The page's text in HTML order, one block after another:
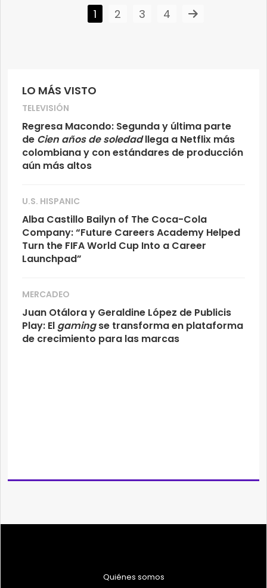
LO MÁS VISTO
TELEVISIÓN
Regresa Macondo: Segunda y última parte
de Cien años de soledadllega a Netflix más
colombiana y con estándares de producción
aún más altos
U.S. HISPANIC
Alba Castillo Bailyn of The Coca-Cola
Company: “Future Careers Academy Helped
Turn the FIFA World Cup Into a Career
Launchpad”
MERCADEO
Juan Otálora y Geraldine López de Publicis
Play: El gamingse transforma en plataforma
de crecimiento para las marcas
1 2 3 4
Quiénes somos